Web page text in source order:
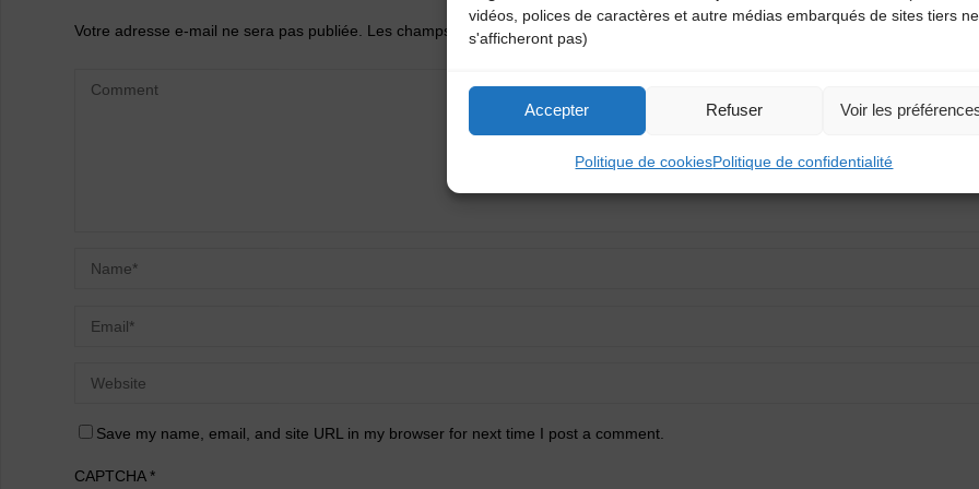
vidéos, polices de caractères et autre médias embarqués de sites tiers ne
s'afficheront pas)
Accepter Refuser Voir les
Politique de cookiesPolitique de confidentialité
Votre adresse e-mail ne sera pas publiée. Les champs obligatoires sont indiqués avec
Save my name, email, and site URL in my browser for next time I post a comment.
CAPTCHA*